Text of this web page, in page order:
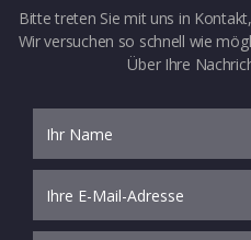
Bitte treten Sie mit uns in
Wir versuchen so schnell wie
Über Ihre